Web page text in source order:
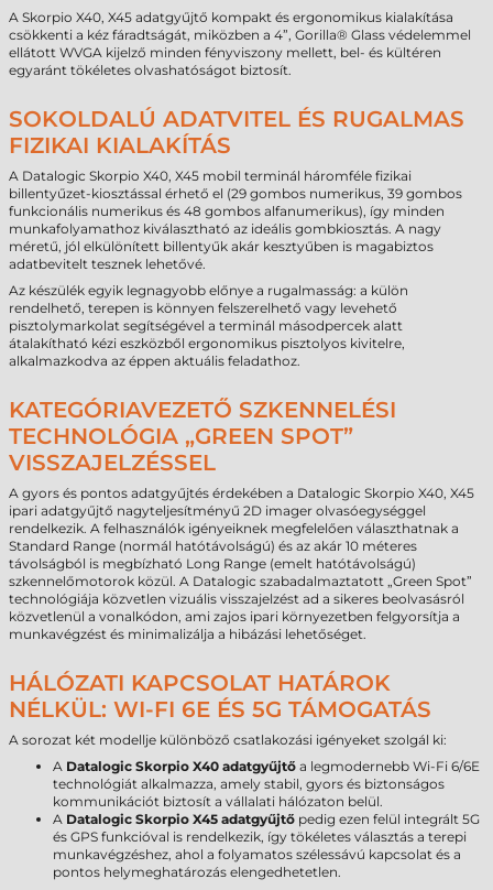
A Skorpio X40, X45 adatgyűjtő kompakt és ergonomikus kialakítása
csökkenti a kéz fáradtságát, miközben a 4”, Gorilla® Glass védelemmel
ellátott WVGA kijelző minden fényviszony mellett, bel- és kültéren
egyaránt tökéletes olvashatóságot biztosít.
SOKOLDALÚ ADATVITEL ÉS RUGALMAS
FIZIKAI KIALAKÍTÁS
A Datalogic Skorpio X40, X45 mobil terminál háromféle fizikai
billentyűzet-kiosztással érhető el (29 gombos numerikus, 39 gombos
funkcionális numerikus és 48 gombos alfanumerikus), így minden
munkafolyamathoz kiválasztható az ideális gombkiosztás. A nagy
méretű, jól elkülönített billentyűk akár kesztyűben is magabiztos
adatbevitelt tesznek lehetővé.
Az készülék egyik legnagyobb előnye a rugalmasság: a külön
rendelhető, terepen is könnyen felszerelhető vagy levehető
pisztolymarkolat segítségével a terminál másodpercek alatt
átalakítható kézi eszközből ergonomikus pisztolyos kivitelre,
alkalmazkodva az éppen aktuális feladathoz.
KATEGÓRIAVEZETŐ SZKENNELÉSI
TECHNOLÓGIA „GREEN SPOT”
VISSZAJELZÉSSEL
A gyors és pontos adatgyűjtés érdekében a Datalogic Skorpio X40, X45
ipari adatgyűjtő nagyteljesítményű 2D imager olvasóegységgel
rendelkezik. A felhasználók igényeiknek megfelelően választhatnak a
Standard Range (normál hatótávolságú) és az akár 10 méteres
távolságból is megbízható Long Range (emelt hatótávolságú)
szkennelőmotorok közül. A Datalogic szabadalmaztatott „Green Spot”
technológiája közvetlen vizuális visszajelzést ad a sikeres beolvasásról
közvetlenül a vonalkódon, ami zajos ipari környezetben felgyorsítja a
munkavégzést és minimalizálja a hibázási lehetőséget.
HÁLÓZATI KAPCSOLAT HATÁROK
NÉLKÜL: WI-FI 6E ÉS 5G TÁMOGATÁS
A sorozat két modellje különböző csatlakozási igényeket szolgál ki:
A Datalogic Skorpio X40 adatgyűjtő a legmodernebb Wi-Fi 6/6E
technológiát alkalmazza, amely stabil, gyors és biztonságos
kommunikációt biztosít a vállalati hálózaton belül.
A Datalogic Skorpio X45 adatgyűjtő pedig ezen felül integrált 5G
és GPS funkcióval is rendelkezik, így tökéletes választás a terepi
munkavégzéshez, ahol a folyamatos szélessávú kapcsolat és a
pontos helymeghatározás elengedhetetlen.